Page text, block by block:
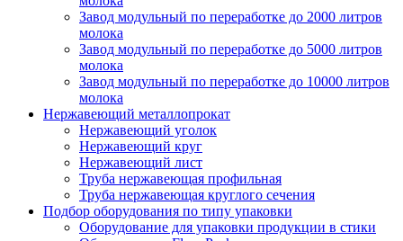
Завод модульный по переработке до 2000 литров
молока
Завод модульный по переработке до 5000 литров
молока
Завод модульный по переработке до 10000 литров
молока
Нержавеющий металлопрокат
Нержавеющий уголок
Нержавеющий круг
Нержавеющий лист
Труба нержавеющая профильная
Труба нержавеющая круглого сечения
Подбор оборудования по типу упаковки
Оборудование для упаковки продукции в стики